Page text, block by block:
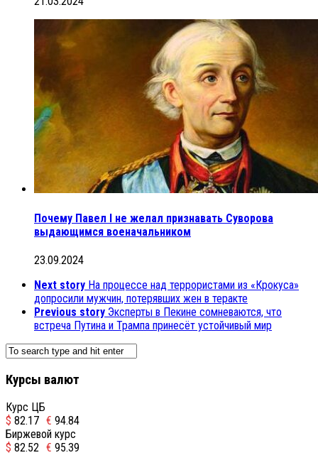
Почему Павел I не желал признавать Суворова
выдающимся военачальником
23.09.2024
Next story На процессе над террористами из «Крокуса»
допросили мужчин, потерявших жен в теракте
Previous story Эксперты в Пекине сомневаются, что
встреча Путина и Трампа принесёт устойчивый мир
Курсы валют
Курс ЦБ
$ 82.17 € 94.84
Биржевой курс
$ 82.52 € 95.39